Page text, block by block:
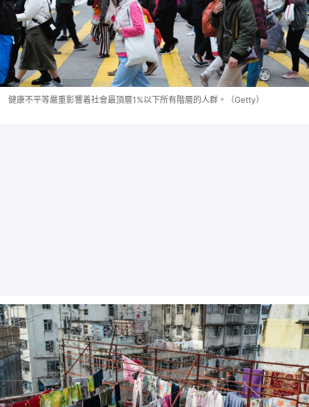
健康不平等嚴重影響着社會最頂層1%以下所有階層的人群。（Getty）